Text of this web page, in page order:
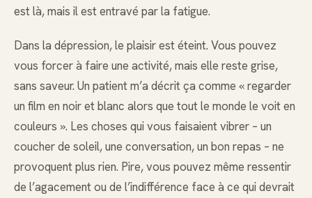
est là, mais il est entravé par la fatigue.
Dans la dépression, le plaisir est éteint. Vous pouvez
vous forcer à faire une activité, mais elle reste grise,
sans saveur. Un patient m’a décrit ça comme « regarder
un film en noir et blanc alors que tout le monde le voit en
couleurs ». Les choses qui vous faisaient vibrer – un
coucher de soleil, une conversation, un bon repas – ne
provoquent plus rien. Pire, vous pouvez même ressentir
de l’agacement ou de l’indifférence face à ce qui devrait